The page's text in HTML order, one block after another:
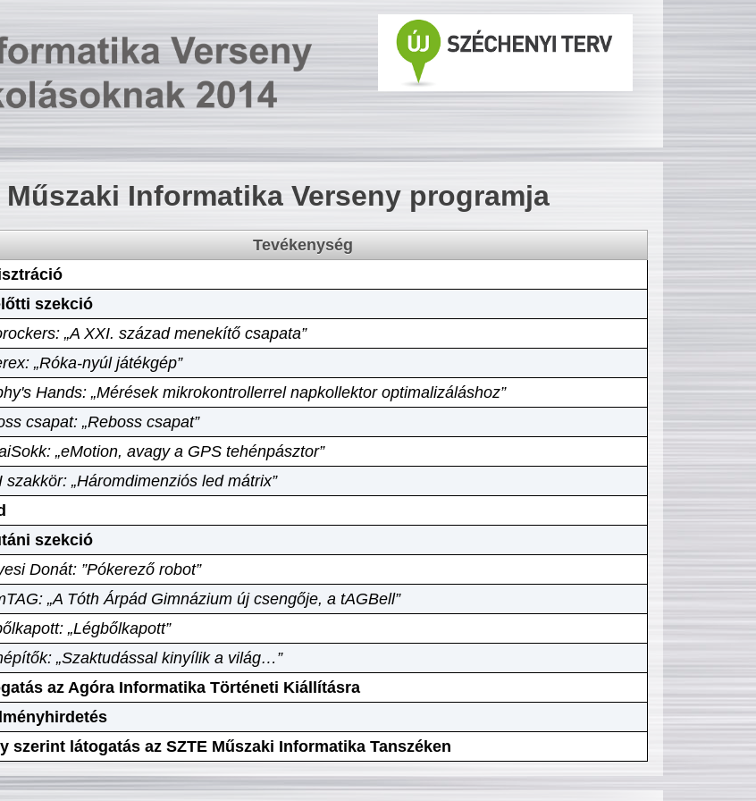
Műszaki Informatika Verseny programja
Tevékenység
szekció
„A XXI. század menekítő csapata”
„Róka-nyúl játékgép”
Hands: „Mérések mikrokontrollerrel napkollektor optimalizáláshoz”
csapat: „Reboss csapat”
„eMotion, avagy a GPS tehénpásztor”
szakkör: „Háromdimenziós led mátrix”
szekció
Donát: ”Pókerező robot”
„A Tóth Árpád Gimnázium új csengője, a tAGBell”
„Légbőlkapott”
„Szaktudással kinyílik a világ…”
az Agóra Informatika Történeti Kiállításra
szerint látogatás az SZTE Műszaki Informatika Tanszéken